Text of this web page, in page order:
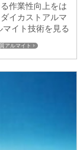
作業性向上をは
イカストアルマ
イト技術を見る
アルマイト